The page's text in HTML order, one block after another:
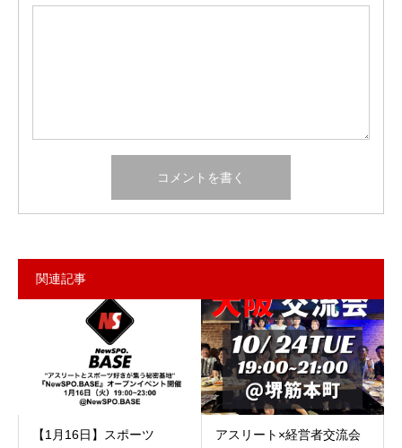
関連記事
【1月16日】スポーツ
アスリート×経営者交流会